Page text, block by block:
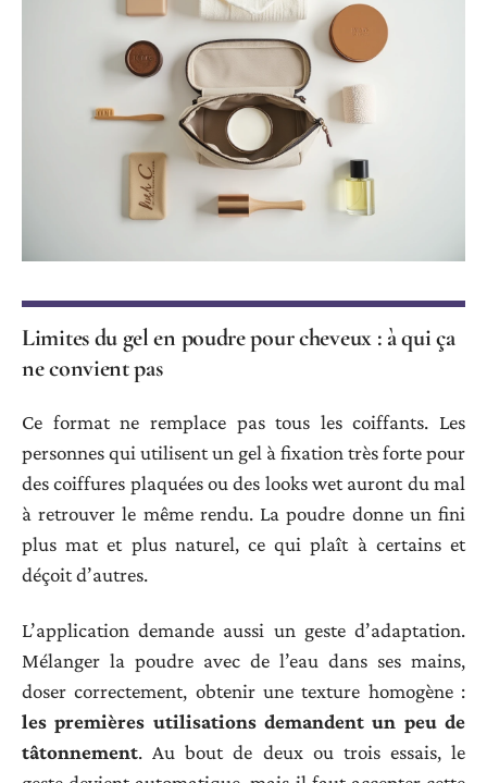
Limites du gel en poudre pour cheveux : à qui ça
ne convient pas
Ce format ne remplace pas tous les coiffants. Les
personnes qui utilisent un gel à fixation très forte pour
des coiffures plaquées ou des looks wet auront du mal
à retrouver le même rendu. La poudre donne un fini
plus mat et plus naturel, ce qui plaît à certains et
déçoit d’autres.
L’application demande aussi un geste d’adaptation.
Mélanger la poudre avec de l’eau dans ses mains,
doser correctement, obtenir une texture homogène :
les premières utilisations demandent un peu de
tâtonnement. Au bout de deux ou trois essais, le